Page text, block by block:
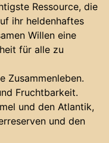
Ressource, die
ihr heldenhaftes
Willen eine
für alle zu
Zusammenleben.
Fruchtbarkeit.
und den Atlantik,
und den